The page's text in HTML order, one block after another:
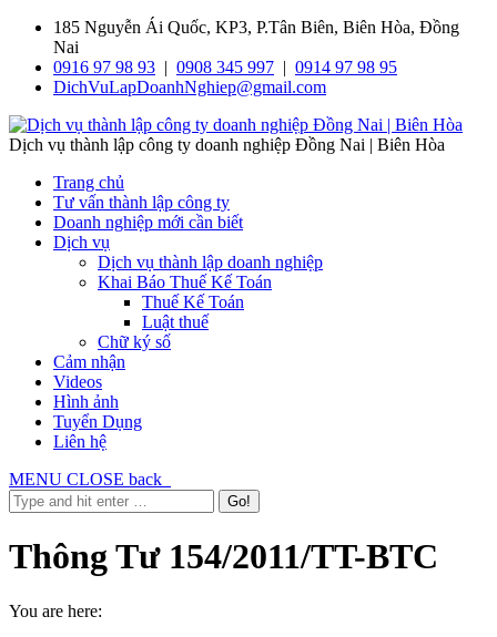
185 Nguyễn Ái Quốc, KP3, P.Tân Biên, Biên Hòa, Đồng
Nai
0916 97 98 93 | 0908 345 997 | 0914 97 98 95
DichVuLapDoanhNghiep@gmail.com
Dịch vụ thành lập công ty doanh nghiệp Đồng Nai | Biên Hòa
Trang chủ
Tư vấn thành lập công ty
Doanh nghiệp mới cần biết
Dịch vụ
Dịch vụ thành lập doanh nghiệp
Khai Báo Thuế Kế Toán
Thuế Kế Toán
Luật thuế
Chữ ký số
Cảm nhận
Videos
Hình ảnh
Tuyển Dụng
Liên hệ
MENU CLOSE back
Thông Tư 154/2011/TT-BTC
You are here: